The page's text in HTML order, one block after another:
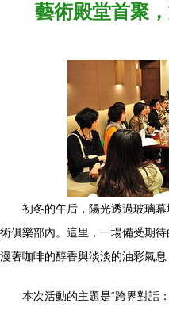
藝術殿堂首聚
初冬的午后，陽光透過玻璃
術俱樂部內。這里，一場備受期
漫著咖啡的醇香與淡淡的油彩氣息
本次活動的主題是“跨界對話